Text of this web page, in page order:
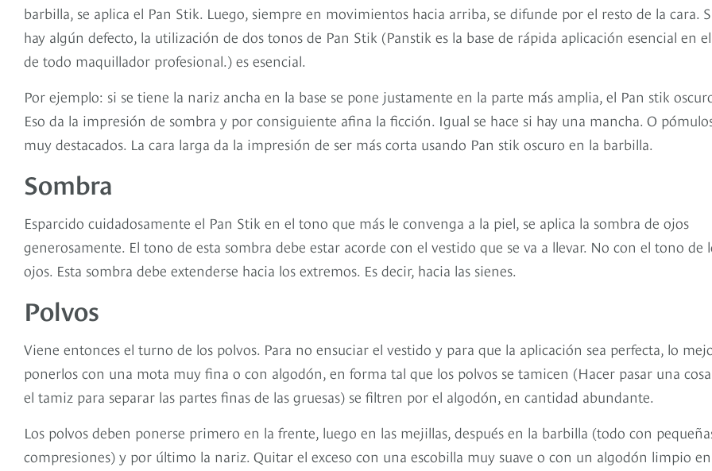
barbilla, se aplica el Pan Stik. Luego, siempre en movimientos hacia arriba, se difunde por el resto de la cara.
hay algún defecto, la utilización de dos tonos de Pan Stik (Panstik es la base de rápida aplicación esencial en
de todo maquillador profesional.) es esencial.
Por ejemplo: si se tiene la nariz ancha en la base se pone justamente en la parte más amplia, el Pan stik
Eso da la impresión de sombra y por consiguiente afina la ficción. Igual se hace si hay una mancha. O
muy destacados. La cara larga da la impresión de ser más corta usando Pan stik oscuro en la barbilla.
Sombra
Esparcido cuidadosamente el Pan Stik en el tono que más le convenga a la piel, se aplica la sombra de ojos
generosamente. El tono de esta sombra debe estar acorde con el vestido que se va a llevar. No con el tono de
ojos. Esta sombra debe extenderse hacia los extremos. Es decir, hacia las sienes.
Polvos
Viene entonces el turno de los polvos. Para no ensuciar el vestido y para que la aplicación sea perfecta, lo
ponerlos con una mota muy fina o con algodón, en forma tal que los polvos se tamicen (Hacer pasar una
el tamiz para separar las partes finas de las gruesas) se filtren por el algodón, en cantidad abundante.
Los polvos deben ponerse primero en la frente, luego en las mejillas, después en la barbilla (todo con
compresiones) y por último la nariz. Quitar el exceso con una escobilla muy suave o con un algodón limpio en